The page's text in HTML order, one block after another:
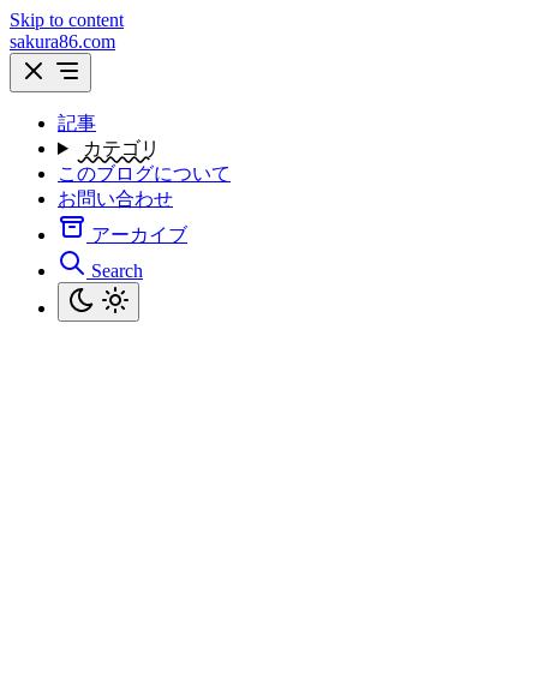
Skip to content
sakura86.com
記事
カテゴリ
このブログについて
お問い合わせ
アーカイブ
Search